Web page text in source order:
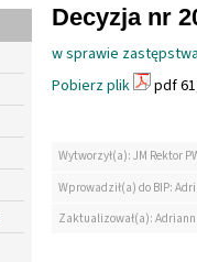
Decyzja nr
w sprawie
Pobierz plik
pdf
Wytworzył(a): JM Rektor
Wprowadził(a) do BIP:
Zaktualizował(a):